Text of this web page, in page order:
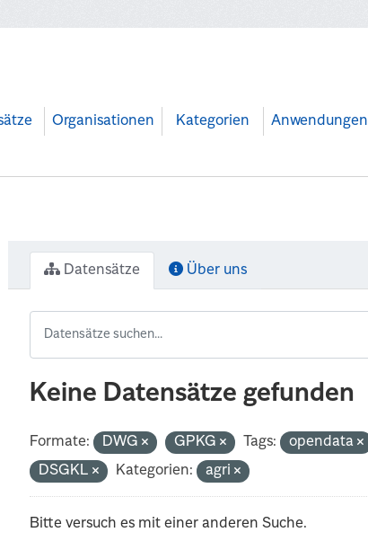
Organisationen Kategorien Anwendungen
Datensätze Über uns
Keine Datensätze gefunden
Formate: DWG GPKG Tags: opendata
DSGKL
Kategorien: agri
Bitte versuch es mit einer anderen Suche.